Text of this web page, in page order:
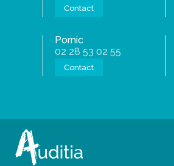
Contact
Pornic
02 28 53 02 55
Contact